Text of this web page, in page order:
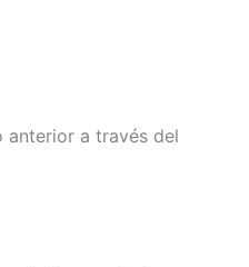
anterior a través del